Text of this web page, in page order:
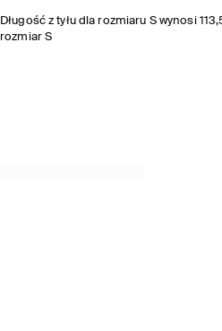
Długość z tyłu dla rozmiaru S wynosi
rozmiar S